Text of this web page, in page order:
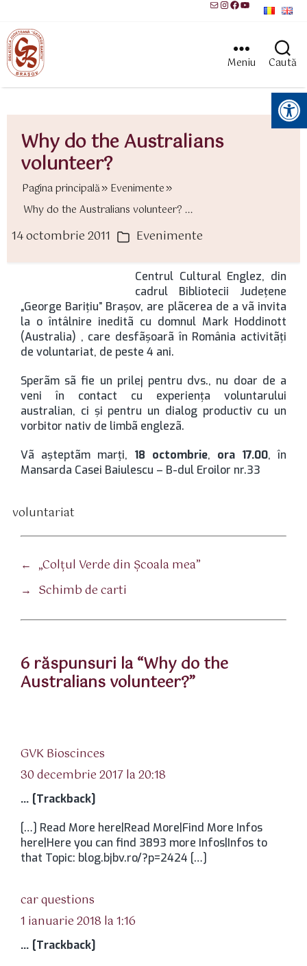
MailInstagram
Facebook
YouTube
Meniu Caută
Instrumente pentru accesibilitate
Why do the Australians
volunteer?
Pagina principală
Evenimente
Why do the Australians volunteer? ...
14 octombrie 2011 Categorii
Evenimente
Centrul Cultural Englez, din
cadrul Bibliotecii Judeţene
„George Bariţiu” Braşov, are plãcerea de a vã invita
la o întâlnire ineditã cu domnul Mark Hoddinott
(Australia) , care desfãşoarã în România activitãţi
de voluntariat, de peste 4 ani.
Sperãm sã fie un prilej pentru dvs., nu doar de a
veni în contact cu experienţa voluntarului
australian, ci şi pentru un dialog productiv cu un
vorbitor nativ de limbã englezã.
Vã aşteptãm marţi, 18 octombrie, ora 17.00, în
Mansarda Casei Baiulescu – B-dul Eroilor nr.33
voluntariat
← „Colţul Verde din Şcoala mea”
→ Schimb de carti
6 răspunsuri la “Why do the
Australians volunteer?”
GVK Bioscinces
30 decembrie 2017 la 20:18
… [Trackback]
[…] Read More here|Read More|Find More Infos
here|Here you can find 3893 more Infos|Infos to
that Topic: blog.bjbv.ro/?p=2424 […]
car questions
1 ianuarie 2018 la 1:16
… [Trackback]